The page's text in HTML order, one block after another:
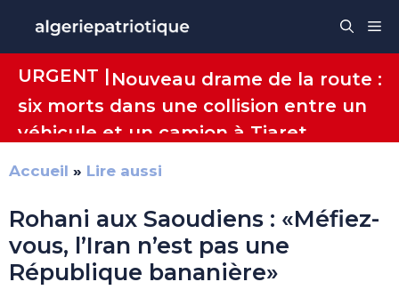
contenu
URGENT | Nouveau drame de la route :
six morts dans une collision entre un
véhicule et un camion à Tiaret
Accueil » Lire aussi
Rohani aux Saoudiens : «Méfiez-
vous, l’Iran n’est pas une
République bananière»